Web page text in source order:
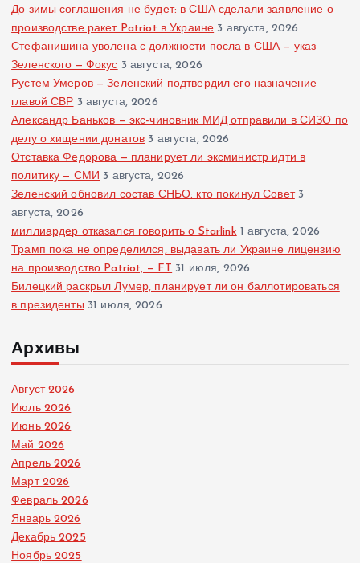
До зимы соглашения не будет: в США сделали заявление о
производстве ракет Patriot в Украине 3 августа, 2026
Стефанишина уволена с должности посла в США — указ
Зеленского — Фокус 3 августа, 2026
Рустем Умеров — Зеленский подтвердил его назначение
главой СВР 3 августа, 2026
Александр Баньков — экс-чиновник МИД отправили в СИЗО по
делу о хищении донатов 3 августа, 2026
Отставка Федорова — планирует ли эксминистр идти в
политику — СМИ 3 августа, 2026
Зеленский обновил состав СНБО: кто покинул Совет 3
августа, 2026
миллиардер отказался говорить о Starlink 1 августа, 2026
Трамп пока не определился, выдавать ли Украине лицензию
на производство Patriot, — FT 31 июля, 2026
Билецкий раскрыл Лумер, планирует ли он баллотироваться
в президенты 31 июля, 2026
Архивы
Август 2026
Июль 2026
Июнь 2026
Май 2026
Апрель 2026
Март 2026
Февраль 2026
Январь 2026
Декабрь 2025
Ноябрь 2025